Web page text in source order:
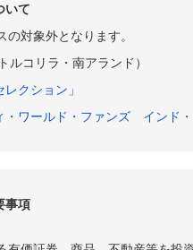
いて
対象外となります。
ルコリラ・南アランド）
クション」
・ワールド・ファンズ インド
事項